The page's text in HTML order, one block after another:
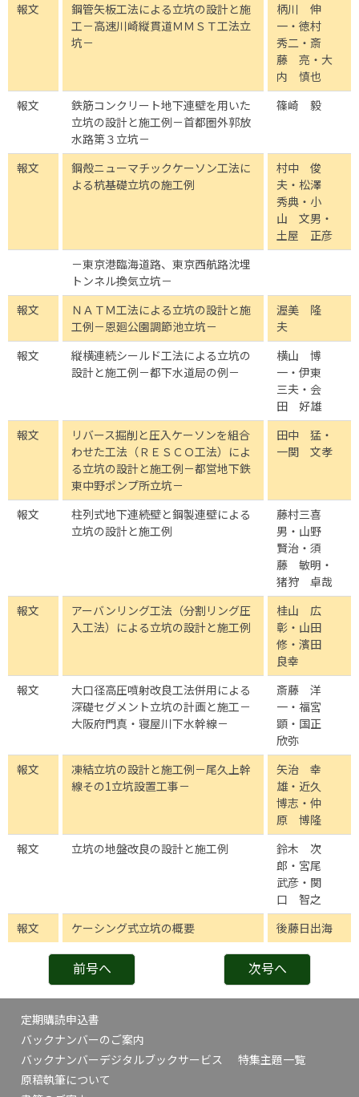
報文
鋼管矢板工法による立坑の設計と施
工－高速川崎縦貫道ＭＭＳＴ工法立
坑－
柄川 伸
一・徳村
秀二・斎
藤 亮・大
内 慎也
報文
鉄筋コンクリート地下連壁を用いた
立坑の設計と施工例－首都圏外郭放
水路第３立坑－
篠崎 毅
報文
鋼殻ニューマチックケーソン工法に
よる杭基礎立坑の施工例
村中 俊
夫・松澤
秀典・小
山 文男・
土屋 正彦
－東京港臨海道路、東京西航路沈埋
トンネル換気立坑－
報文
ＮＡＴＭ工法による立坑の設計と施
工例－恩廻公園調節池立坑－
渥美 隆
夫
報文
縦横連続シールド工法による立坑の
設計と施工例－都下水道局の例－
横山 博
一・伊東
三夫・会
田 好雄
報文
リバース掘削と圧入ケーソンを組合
わせた工法（ＲＥＳＣＯ工法）によ
る立坑の設計と施工例－都営地下鉄
東中野ポンプ所立坑－
田中 猛・
一関 文孝
報文
柱列式地下連続壁と鋼製連壁による
立坑の設計と施工例
藤村三喜
男・山野
賢治・須
藤 敏明・
猪狩 卓哉
報文
アーバンリング工法（分割リング圧
入工法）による立坑の設計と施工例
桂山 広
彰・山田
修・濱田
良幸
報文
大口径高圧噴射改良工法併用による
深礎セグメント立坑の計画と施工－
大阪府門真・寝屋川下水幹線－
斎藤 洋
一・福宮
顕・国正
欣弥
報文
凍結立坑の設計と施工例－尾久上幹
線その1立坑設置工事－
矢治 幸
雄・近久
博志・仲
原 博隆
報文
立坑の地盤改良の設計と施工例
鈴木 次
郎・宮尾
武彦・関
口 智之
報文
ケーシング式立坑の概要 後藤日出海
前号へ 次号へ
定期購読申込書
バックナンバーのご案内
バックナンバーデジタルブックサービス
特集主題一覧
原稿執筆について